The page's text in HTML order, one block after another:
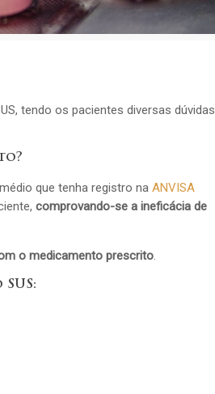
tendo os pacientes diversas dúvidas
que tenha registro naANVISA
comprovando-se a ineficácia de
o medicamento prescrito.